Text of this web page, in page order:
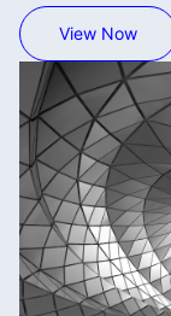
View Now